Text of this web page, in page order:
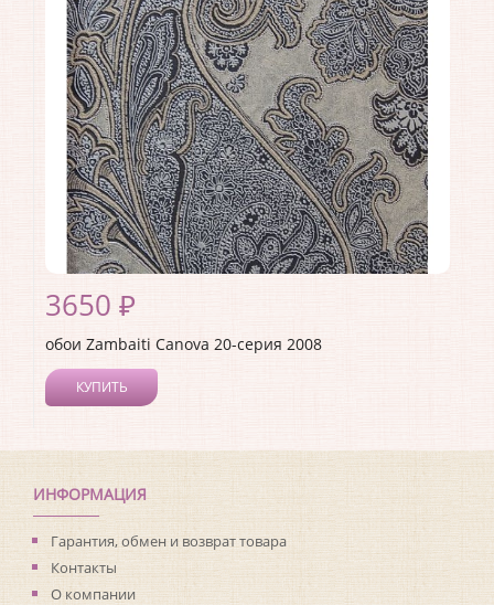
Страна:Италия
Материал основы:Бумага
Раппорт:64
3650 ₽
обои Zambaiti Canova 20-серия 2008
КУПИТЬ
Длина рулона:
Ширина рулона: 0.7
Материал покрытия:Виниловое
Страна:Италия
Материал основы:
Раппорт:64
ИНФОРМАЦИЯ
Гарантия, обмен и возврат товара
Контакты
О компании